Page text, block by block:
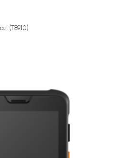
(T8910)